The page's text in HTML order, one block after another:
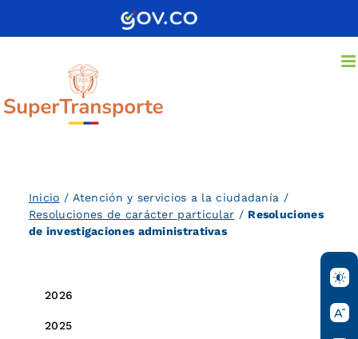
Inicio / Atención y servicios a la ciudadanía /
Resoluciones de carácter particular / Resoluciones
de investigaciones administrativas
2026
2025